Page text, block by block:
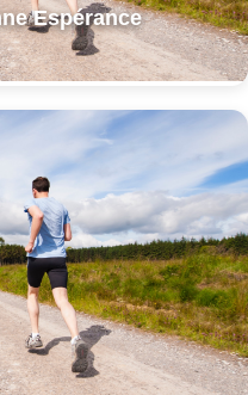
Espérance